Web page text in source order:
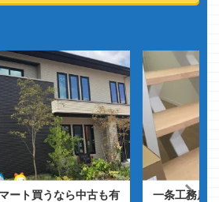
ート買うなら中古も有
一条工務店